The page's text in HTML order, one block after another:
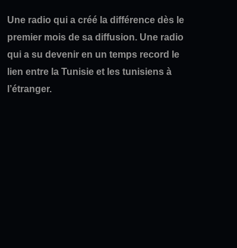
Une radio qui a créé la différence dès le
premier mois de sa diffusion. Une radio
qui a su devenir en un temps record le
lien entre la Tunisie et les tunisiens à
l’étranger.